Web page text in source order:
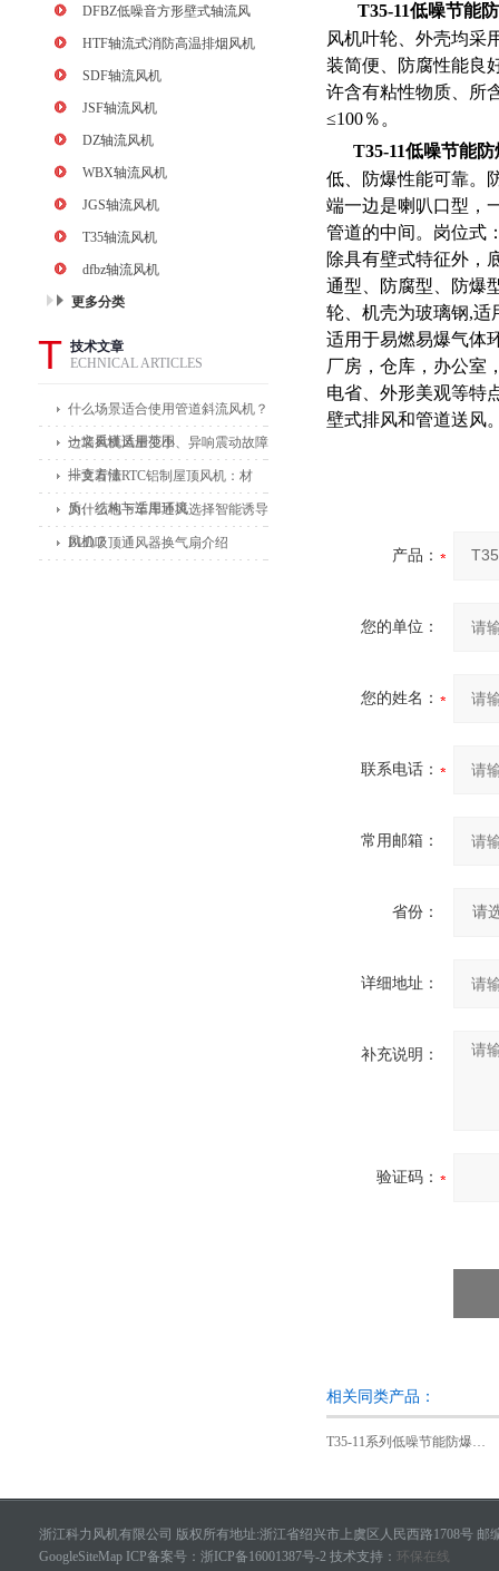
DFBZ低噪音方形壁式轴流风
机
HTF轴流式消防高温排烟风机
SDF轴流风机
JSF轴流风机
DZ轴流风机
WBX轴流风机
JGS轴流风机
T35轴流风机
dfbz轴流风机
更多分类
T 技术文章
ECHNICAL ARTICLES
什么场景适合使用管道斜流风机？
一文看懂适用范围
边墙风机风量变小、异响震动故障
排查方法
一文看懂RTC铝制屋顶风机：材
质、结构与适用环境
为什么地下车库通风选择智能诱导
风机？
BLD吸顶通风器换气扇介绍
T35-11低噪节能
风机叶轮、外壳均采
装简便、防腐性能良
许含有粘性物质、所
≤100％。
T35-11低噪节能
低、防爆性能可靠。
端一边是喇叭口型，
管道的中间。岗位式
除具有壁式特征外，
通型、防腐型、防爆
轮、机壳为玻璃钢,适
适用于易燃易爆气体
厂房，仓库，办公室
电省、外形美观等特
壁式排风和管道送风
产品：
您的单位：
您的姓名：
联系电话：
常用邮箱：
省份：
详细地址：
补充说明：
验证码：
相关同类产品：
T35-11系列低噪节能防爆轴流风机
浙江科力风机有限公司 版权所有地址:浙江省绍兴市上虞区人民西路1708号 邮
GoogleSiteMap ICP备案号： 浙ICP备16001387号-2 技术支持： 环保在线